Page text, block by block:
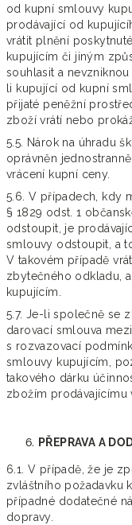
od kupní smlouvy
prodávající od
vrátit plnění
kupujícím či jiným
souhlasit a
li kupující od kupní
přijaté peněžní
zboží vrátí nebo
5.5. Nárok na úhradu
oprávněn
vrácení kupní ceny.
5.6. V případech, kdy
§ 1829 odst. 1
odstoupit, je
smlouvy odstoupit, a
V takovém případě
zbytečného odkladu,
kupujícím.
5.7. Je-li společně se
darovací smlouva
s rozvazovací
smlouvy kupujícím,
takového dárku
zbožím prodávajícímu
PŘEPRAVA A
6.1. V případě, že je
zvláštního požadavku
případné dodatečné
dopravy.